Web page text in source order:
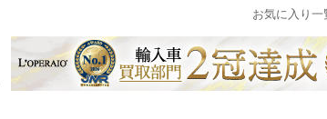
お気に入り一